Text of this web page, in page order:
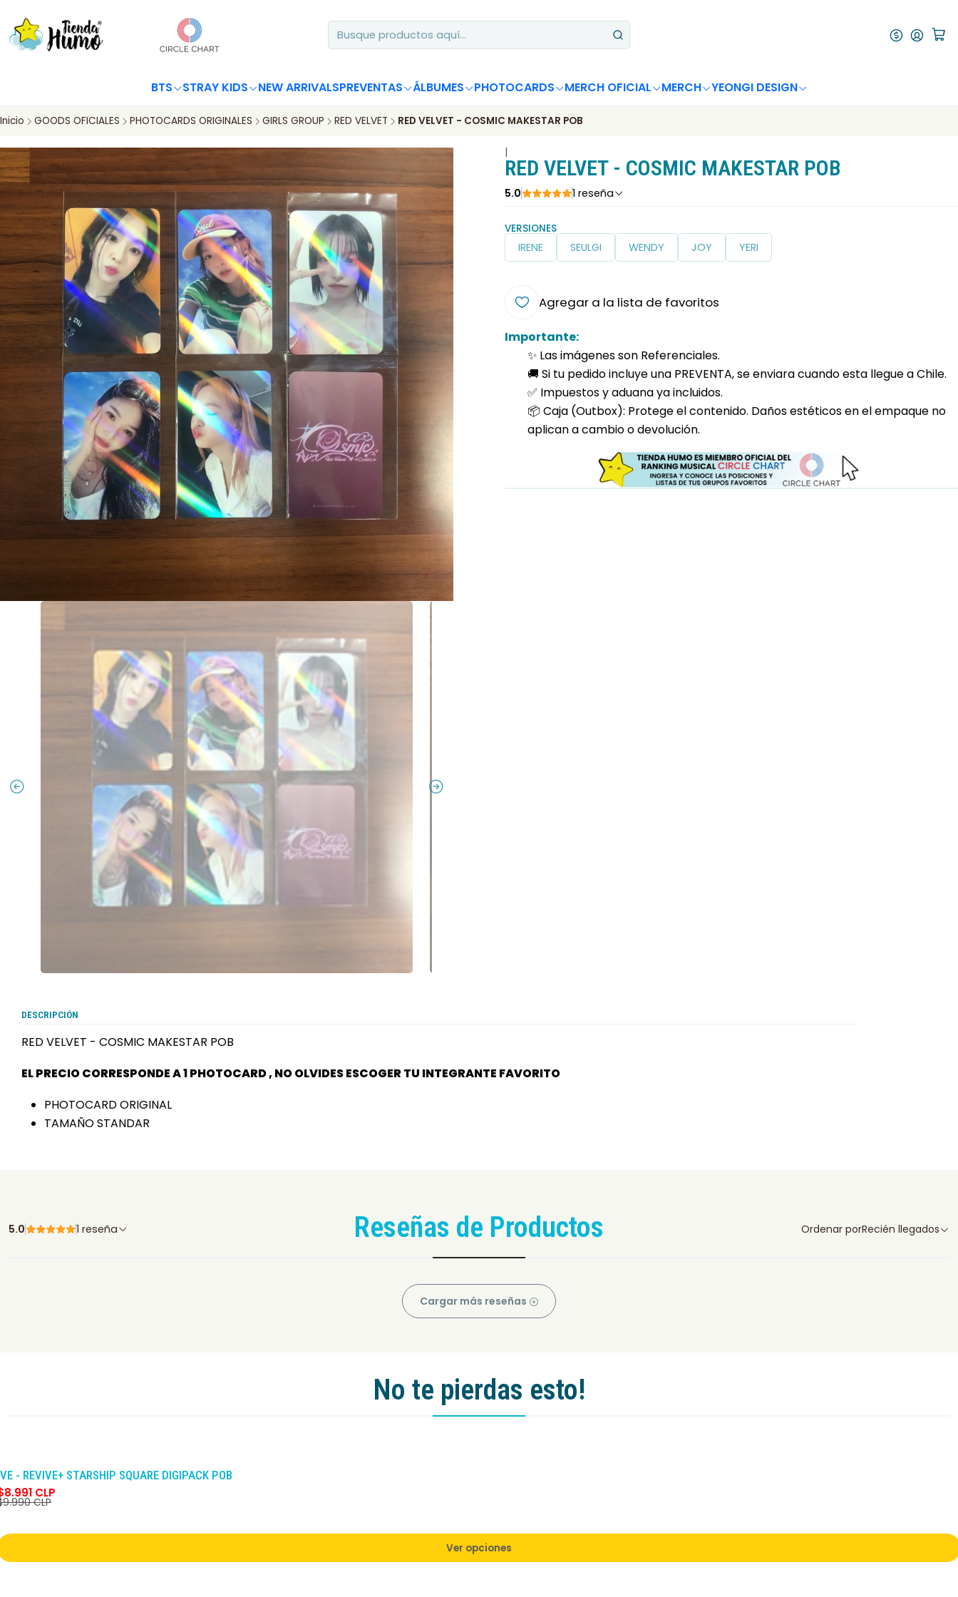
BTS STRAY KIDS NEW ARRIVALSPREVENTAS ÁLBUMES PHOTOCARDS MERCH OFICIAL MERCH YEONGI DESIGN
Inicio GOODS OFICIALES PHOTOCARDS ORIGINALES GIRLS GROUP RED VELVET RED VELVET - COSMIC MAKESTAR POB
|
RED VELVET - COSMIC MAKESTAR POB
5.0 1 reseña
VERSIONES
IRENE SEULGI WENDY JOY YERI
Agregar a la lista de favoritos
Importante:
✨ Las imágenes son Referenciales.
🚚 Si tu pedido incluye una PREVENTA, se enviara cuando esta llegue a Chile.
✅ Impuestos y aduana ya incluidos.
📦 Caja (Outbox): Protege el contenido. Daños estéticos en el empaque no
aplican a cambio o devolución.
DESCRIPCIÓN
RED VELVET - COSMIC MAKESTAR POB
EL PRECIO CORRESPONDE A 1 PHOTOCARD , NO OLVIDES ESCOGER TU INTEGRANTE FAVORITO
PHOTOCARD ORIGINAL
TAMAÑO STANDAR
Reseñas de Productos
5.0 1 reseña Ordenar porRecién llegados
Cargar más reseñas
No te pierdas esto!
- REVIVE+ STARSHIP SQUARE DIGIPACK POB
CLP
CLP
Ver opciones